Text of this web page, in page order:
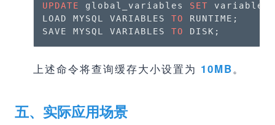
UPDATE global_variables SET
LOAD MYSQL VARIABLES TO
RUNTIME;
SAVE MYSQL VARIABLES TO DISK;
上述命令将查询缓存大小设置为 10MB。
五、实际应用场景